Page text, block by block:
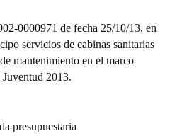
0000971 de fecha 25/10/13, en
servicios de cabinas sanitarias
mantenimiento en el marco
Juventud 2013.
presupuestaria